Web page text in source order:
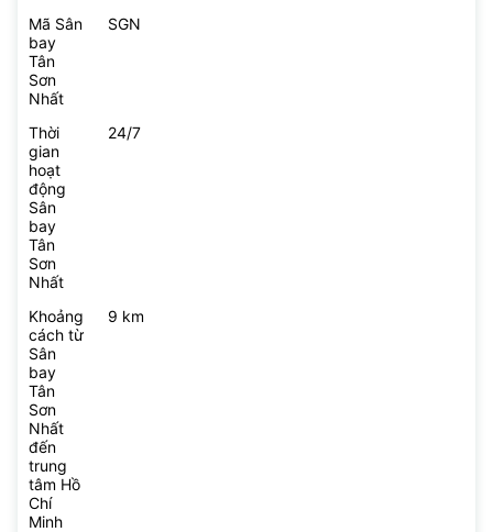
Mã Sân
bay
Tân
Sơn
Nhất
SGN
Thời
gian
hoạt
động
Sân
bay
Tân
Sơn
Nhất
24/7
Khoảng
cách từ
Sân
bay
Tân
Sơn
Nhất
đến
trung
tâm Hồ
Chí
Minh
9 km